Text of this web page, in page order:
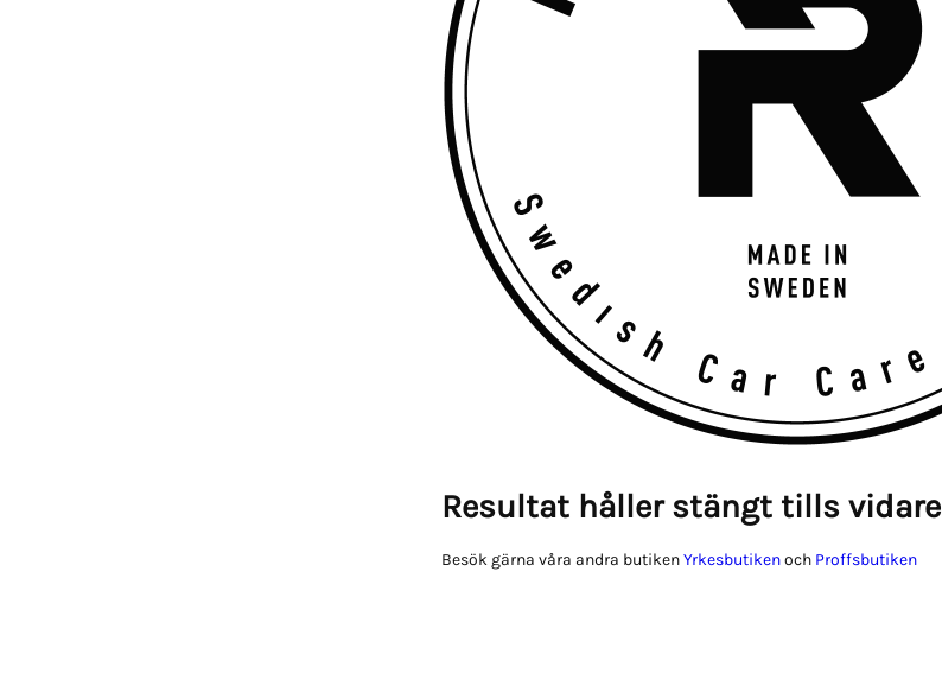
Resultat håller stängt tills vidare
Besök gärna våra andra butikenYrkesbutikenoch Proffsbutiken